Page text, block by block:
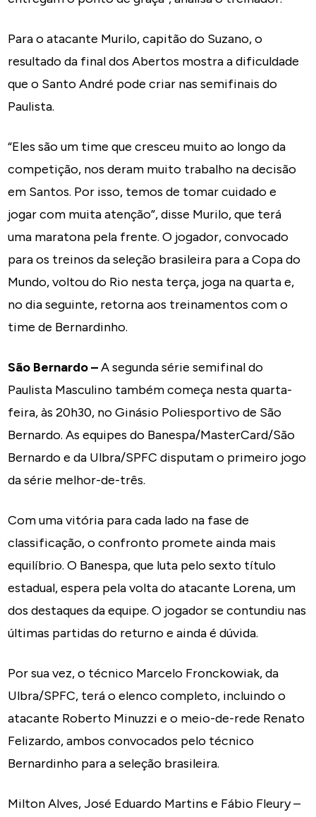
Para o atacante Murilo, capitão do Suzano, o
resultado da final dos Abertos mostra a dificuldade
que o Santo André pode criar nas semifinais do
Paulista.
“Eles são um time que cresceu muito ao longo da
competição, nos deram muito trabalho na decisão
em Santos. Por isso, temos de tomar cuidado e
jogar com muita atenção”, disse Murilo, que terá
uma maratona pela frente. O jogador, convocado
para os treinos da seleção brasileira para a Copa do
Mundo, voltou do Rio nesta terça, joga na quarta e,
no dia seguinte, retorna aos treinamentos com o
time de Bernardinho.
São Bernardo –A segunda série semifinal do
Paulista Masculino também começa nesta quarta-
feira, às 20h30, no Ginásio Poliesportivo de São
Bernardo. As equipes do Banespa/MasterCard/São
Bernardo e da Ulbra/SPFC disputam o primeiro jogo
da série melhor-de-três.
Com uma vitória para cada lado na fase de
classificação, o confronto promete ainda mais
equilíbrio. O Banespa, que luta pelo sexto título
estadual, espera pela volta do atacante Lorena, um
dos destaques da equipe. O jogador se contundiu nas
últimas partidas do returno e ainda é dúvida.
Por sua vez, o técnico Marcelo Fronckowiak, da
Ulbra/SPFC, terá o elenco completo, incluindo o
atacante Roberto Minuzzi e o meio-de-rede Renato
Felizardo, ambos convocados pelo técnico
Bernardinho para a seleção brasileira.
Milton Alves, José Eduardo Martins e Fábio Fleury –